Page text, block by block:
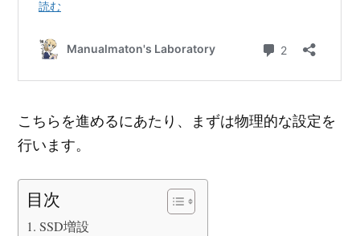
こちらを進めるにあたり、まずは物理的な設定を
行います。
目次
SSD増設